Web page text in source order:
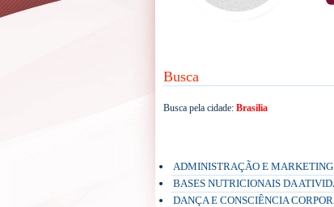
Busca
Busca pela cidade: Brasilia
ADMINISTRAÇÃO E MARKETING
BASES NUTRICIONAIS DA
DANÇA E CONSCIÊNCIA